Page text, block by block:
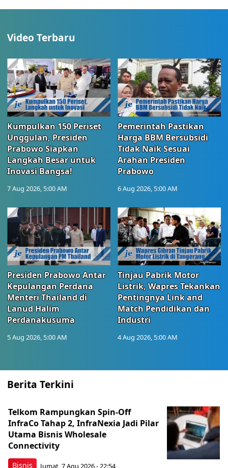
Video Terbaru
Kumpulkan 150 Periset
Unggulan, Presiden
Prabowo Siapkan
Langkah Besar untuk
Inovasi Bangsa!
7 Aug 2026, 5:00 AM
Pemerintah Pastikan
Harga BBM Bersubsidi
Tidak Naik Sesuai
Arahan Presiden
Prabowo
6 Aug 2026, 5:00 AM
Presiden Prabowo Antar
Kepulangan Perdana
Menteri Thailand di
Lanud Halim
Perdanakusuma
5 Aug 2026, 5:00 AM
Tinjau Pabrik Motor
Listrik, Wapres Tekankan
Pentingnya Link and
Match Pendidikan dan
Industri
4 Aug 2026, 5:00 AM
Berita Terkini
Bisnis
Telkom Rampungkan Spin-Off
InfraCo Tahap 2, InfraNexia Jadi Pilar
Utama Bisnis Wholesale
Connectivity
Jumat, 7 Agu 2026 - 22:54